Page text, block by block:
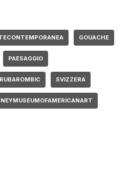
GOUACHE
PAESAGGIO
RUBAROMBIC SVIZZERA